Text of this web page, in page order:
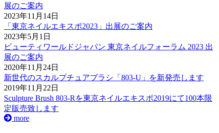
展のご案内
2023年11月14日
「東京ネイルエキスポ2023」出展のご案内
2023年5月1日
ビューティワールドジャパン 東京ネイルフォーラム 2023 出
展のご案内
2020年11月24日
新世代のスカルプチュアブラシ「803-U」を新発売します
2019年11月22日
Sculpture Brush 803-Rを東京ネイルエキスポ2019にて100本限
定販売致します
more